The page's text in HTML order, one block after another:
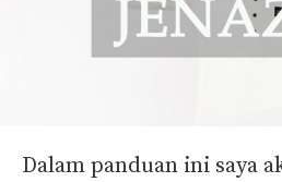
Dalam panduan ini saya